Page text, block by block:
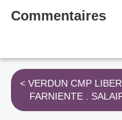
Commentaires
< VERDUN CMP LIBERTES
FARNIENTE . SALAIRE
APPOINT